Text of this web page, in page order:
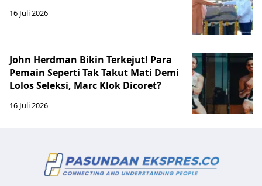
16 Juli 2026
John Herdman Bikin Terkejut! Para
Pemain Seperti Tak Takut Mati Demi
Lolos Seleksi, Marc Klok Dicoret?
16 Juli 2026